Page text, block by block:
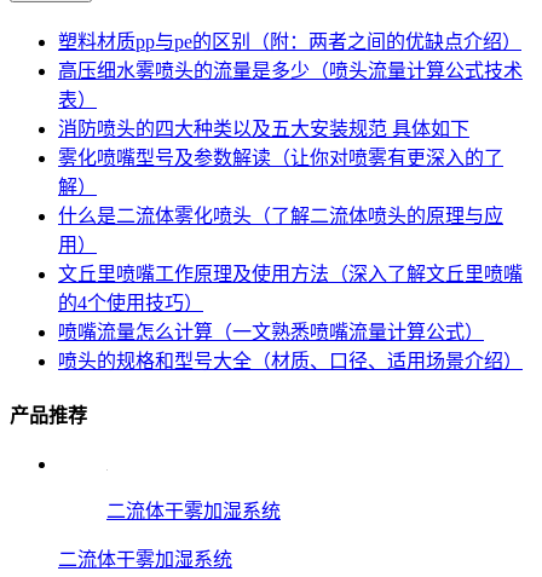
塑料材质pp与pe的区别（附：两者之间的优缺点介绍）
高压细水雾喷头的流量是多少（喷头流量计算公式技术
表）
消防喷头的四大种类以及五大安装规范 具体如下
雾化喷嘴型号及参数解读（让你对喷雾有更深入的了
解）
什么是二流体雾化喷头（了解二流体喷头的原理与应
用）
文丘里喷嘴工作原理及使用方法（深入了解文丘里喷嘴
的4个使用技巧）
喷嘴流量怎么计算（一文熟悉喷嘴流量计算公式）
喷头的规格和型号大全（材质、口径、适用场景介绍）
产品推荐
二流体干雾加湿系统
二流体干雾加湿系统